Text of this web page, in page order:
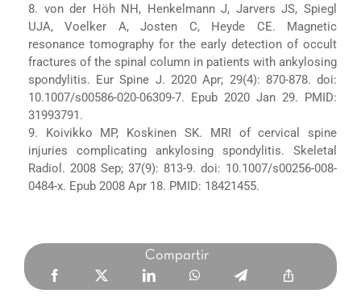
8. von der Höh NH, Henkelmann J, Jarvers JS, Spiegl
UJA, Voelker A, Josten C, Heyde CE. Magnetic
resonance tomography for the early detection of occult
fractures of the spinal column in patients with ankylosing
spondylitis. Eur Spine J. 2020 Apr; 29(4): 870-878. doi:
10.1007/s00586-020-06309-7. Epub 2020 Jan 29. PMID:
31993791.
9. Koivikko MP, Koskinen SK. MRI of cervical spine
injuries complicating ankylosing spondylitis. Skeletal
Radiol. 2008 Sep; 37(9): 813-9. doi: 10.1007/s00256-008-
0484-x. Epub 2008 Apr 18. PMID: 18421455.
Compartir